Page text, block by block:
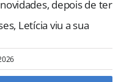
depois de ter
Letícia viu a sua